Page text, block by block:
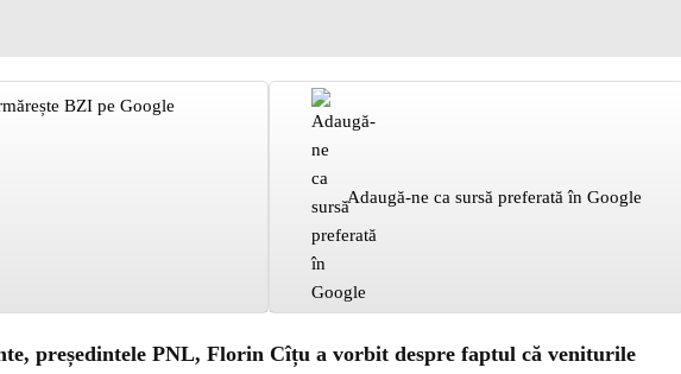
BZI pe Google
Adaugă-ne ca sursă preferată în Google
președintele PNL, Florin Cîțu a vorbit despre faptul că veniturile